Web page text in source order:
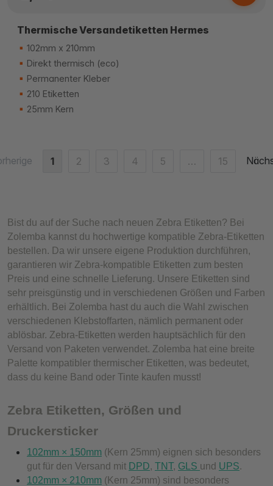
Thermische Versandetiketten Hermes
102mm x 210mm
Direkt thermisch (eco)
Permanenter Kleber
210 Etiketten
25mm Kern
1 2 3 4 5 … 15
Bist du auf der Suche nach neuen Zebra Etiketten? Bei
Zolemba kannst du hochwertige kompatible Zebra-Etiketten
bestellen. Da wir unsere eigene Produktion durchführen,
garantieren wir Zebra-kompatible Etiketten zum besten
Preis und eine schnelle Lieferung. Unsere Etiketten sind
sehr preisgünstig und in verschiedenen Größen und Farben
erhältlich. Bei Zolemba hast du auch die Wahl zwischen
verschiedenen Klebstoffarten, nämlich permanent oder
ablösbar. Zebra-Etiketten werden hauptsächlich für den
Versand von Paketen verwendet. Zolemba hat eine breite
Palette kompatibler thermischer Etiketten, was bedeutet,
dass du keine Band oder Tinte kaufen musst!
Zebra Etiketten, Größen und
Druckersticker
102mm × 150mm (Kern 25mm) eignen sich besonders
gut für den Versand mit DPD, TNT, GLS und UPS.
102mm × 210mm (Kern 25mm) sind besonders